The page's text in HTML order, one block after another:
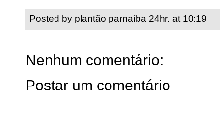
Posted by plantão parnaíba 24hr. at 10:19
Nenhum comentário:
Postar um comentário